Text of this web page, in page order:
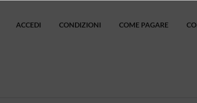
ACCEDI CONDIZIONI COME PAGARE